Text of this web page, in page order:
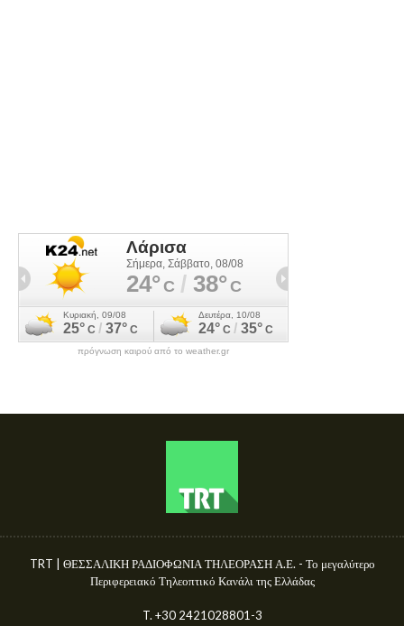
πρόγνωση καιρού από το weather.gr
TRT | ΘΕΣΣΑΛΙΚΗ ΡΑΔΙΟΦΩΝΙΑ ΤΗΛΕΟΡΑΣΗ Α.Ε. - Το μεγαλύτερο
Περιφερειακό Τηλεοπτικό Κανάλι της Ελλάδας
T. +30 2421028801-3